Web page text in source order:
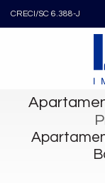
CRECI/SC 6.388-J